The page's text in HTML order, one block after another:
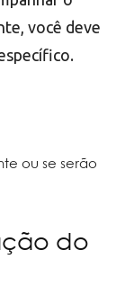
você deve
ou se serão
do